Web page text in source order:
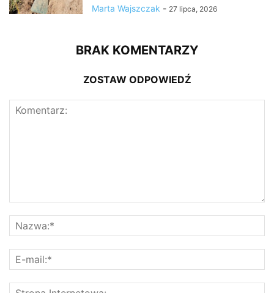
Marta Wajszczak - 27 lipca, 2026
BRAK KOMENTARZY
ZOSTAW ODPOWIEDŹ